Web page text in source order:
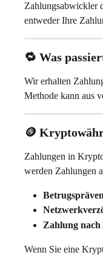
Zahlungsabwickler
entweder Ihre
🔁 Was
Wir erhalten
Methode kann aus
🪙
Zahlungen in
werden Zahlungen
Zahlung
Wenn Sie eine